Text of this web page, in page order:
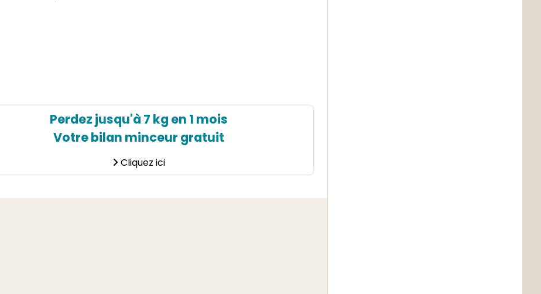
Perdez jusqu'à 7 kg en 1 mois
Votre bilan minceur gratuit
Cliquez ici